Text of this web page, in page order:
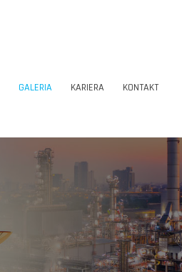
GALERIA KARIERA KONTAKT